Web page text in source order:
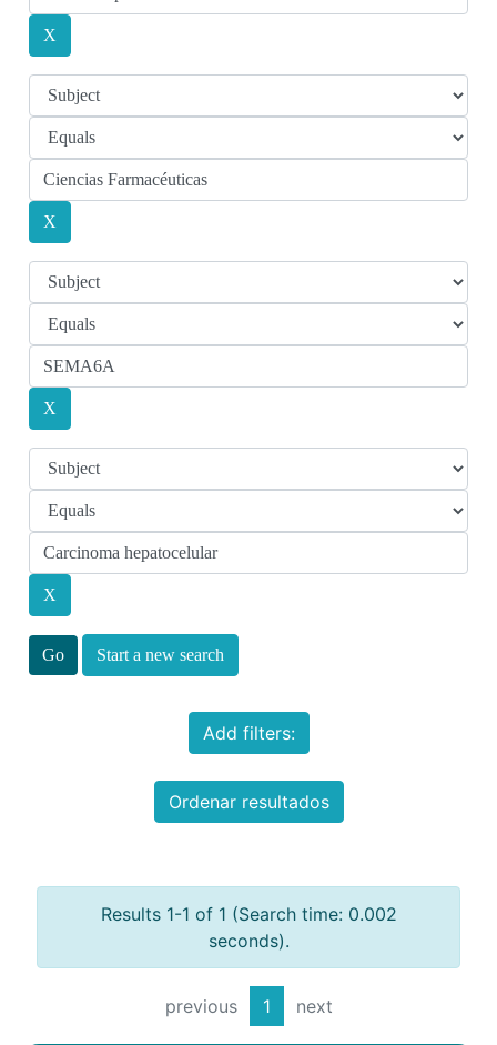
Start a new search
Add filters:
Ordenar resultados
Results 1-1 of 1 (Search time: 0.002
seconds).
previous 1 next